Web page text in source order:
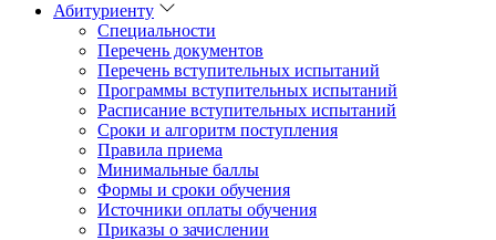
Абитуриенту
Специальности
Перечень документов
Перечень вступительных испытаний
Программы вступительных испытаний
Расписание вступительных испытаний
Сроки и алгоритм поступления
Правила приема
Минимальные баллы
Формы и сроки обучения
Источники оплаты обучения
Приказы о зачислении